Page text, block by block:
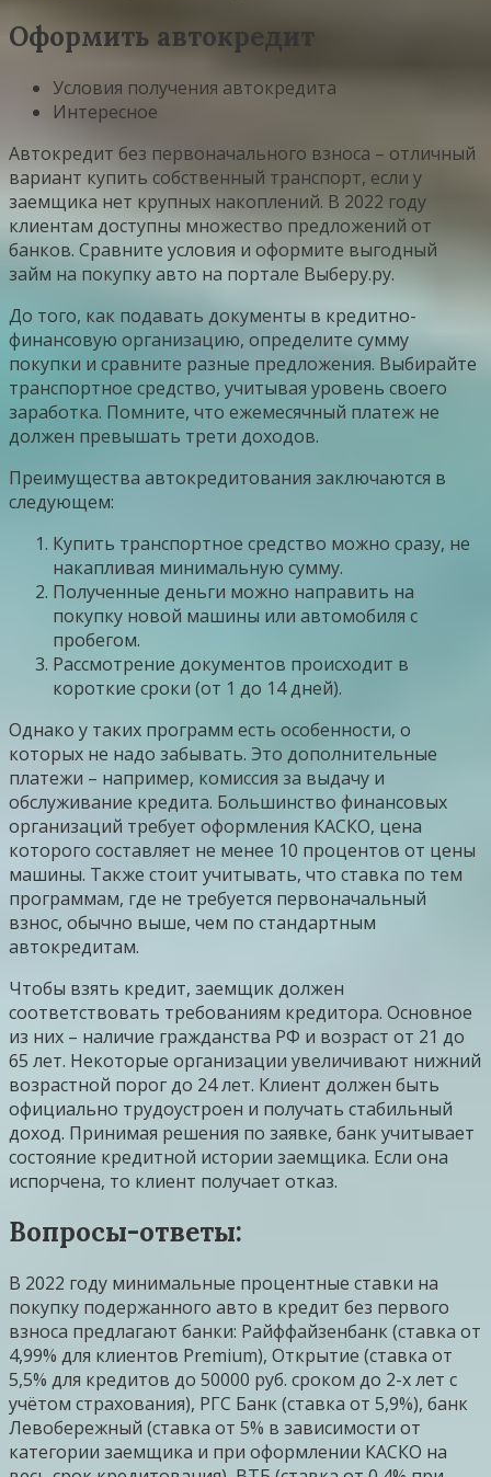
Оформить автокредит
Условия получения автокредита
Интересное
Автокредит без первоначального взноса – отличный
вариант купить собственный транспорт, если у
заемщика нет крупных накоплений. В 2022 году
клиентам доступны множество предложений от
банков. Сравните условия и оформите выгодный
займ на покупку авто на портале Выберу.ру.
До того, как подавать документы в кредитно-
финансовую организацию, определите сумму
покупки и сравните разные предложения. Выбирайте
транспортное средство, учитывая уровень своего
заработка. Помните, что ежемесячный платеж не
должен превышать трети доходов.
Преимущества автокредитования заключаются в
следующем:
Купить транспортное средство можно сразу, не
накапливая минимальную сумму.
Полученные деньги можно направить на
покупку новой машины или автомобиля с
пробегом.
Рассмотрение документов происходит в
короткие сроки (от 1 до 14 дней).
Однако у таких программ есть особенности, о
которых не надо забывать. Это дополнительные
платежи – например, комиссия за выдачу и
обслуживание кредита. Большинство финансовых
организаций требует оформления КАСКО, цена
которого составляет не менее 10 процентов от цены
машины. Также стоит учитывать, что ставка по тем
программам, где не требуется первоначальный
взнос, обычно выше, чем по стандартным
автокредитам.
Чтобы взять кредит, заемщик должен
соответствовать требованиям кредитора. Основное
из них – наличие гражданства РФ и возраст от 21 до
65 лет. Некоторые организации увеличивают нижний
возрастной порог до 24 лет. Клиент должен быть
официально трудоустроен и получать стабильный
доход. Принимая решения по заявке, банк учитывает
состояние кредитной истории заемщика. Если она
испорчена, то клиент получает отказ.
Вопросы-ответы:
В 2022 году минимальные процентные ставки на
покупку подержанного авто в кредит без первого
взноса предлагают банки: Райффайзенбанк (ставка от
4,99% для клиентов Premium), Открытие (ставка от
5,5% для кредитов до 50000 руб. сроком до 2-х лет с
учётом страхования), РГС Банк (ставка от 5,9%), банк
Левобережный (ставка от 5% в зависимости от
категории заемщика и при оформлении КАСКО на